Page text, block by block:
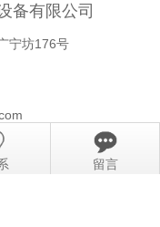
备有限公司
宁坊176号
Reserved.粤ICP备
留言